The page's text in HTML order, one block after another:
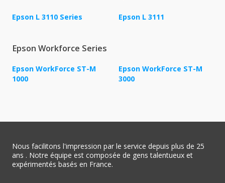
Epson L 3110 Series Epson L 3111
Epson Workforce Series
Epson WorkForce ST-M
1000
Epson WorkForce ST-M
3000
Nous facilitons l'impression par le service depuis plus de 25
ans . Notre équipe est composée de gens talentueux et
expérimentés basés en France.